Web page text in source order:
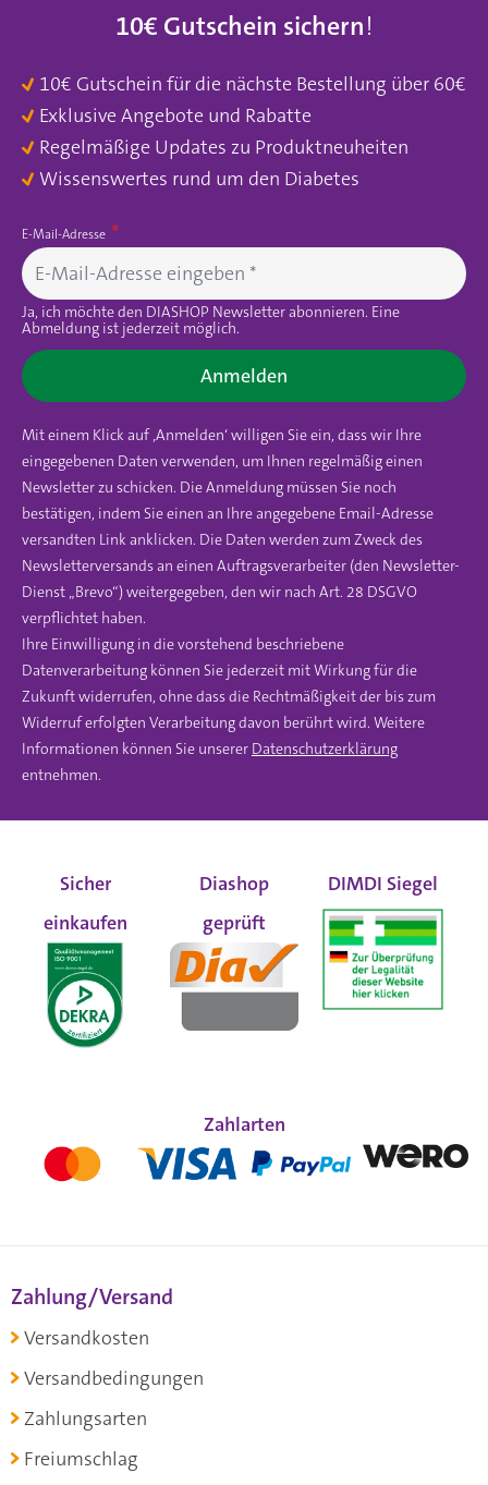
10€ Gutschein sichern!
10€ Gutschein für die nächste Bestellung über 60€
Exklusive Angebote und Rabatte
Regelmäßige Updates zu Produktneuheiten
Wissenswertes rund um den Diabetes
E-Mail-Adresse
Ja, ich möchte den DIASHOP Newsletter abonnieren. Eine
Abmeldung ist jederzeit möglich.
Anmelden
Mit einem Klick auf ‚Anmelden‘ willigen Sie ein, dass wir Ihre
eingegebenen Daten verwenden, um Ihnen regelmäßig einen
Newsletter zu schicken. Die Anmeldung müssen Sie noch
bestätigen, indem Sie einen an Ihre angegebene Email-Adresse
versandten Link anklicken. Die Daten werden zum Zweck des
Newsletterversands an einen Auftragsverarbeiter (den Newsletter-
Dienst „Brevo“) weitergegeben, den wir nach Art. 28 DSGVO
verpflichtet haben.
Ihre Einwilligung in die vorstehend beschriebene
Datenverarbeitung können Sie jederzeit mit Wirkung für die
Zukunft widerrufen, ohne dass die Rechtmäßigkeit der bis zum
Widerruf erfolgten Verarbeitung davon berührt wird. Weitere
Informationen können Sie unserer Datenschutzerklärung
entnehmen.
Sicher
einkaufen
Diashop
geprüft
DIMDI Siegel
Zahlarten
Zahlung/Versand
Versandkosten
Versandbedingungen
Zahlungsarten
Freiumschlag